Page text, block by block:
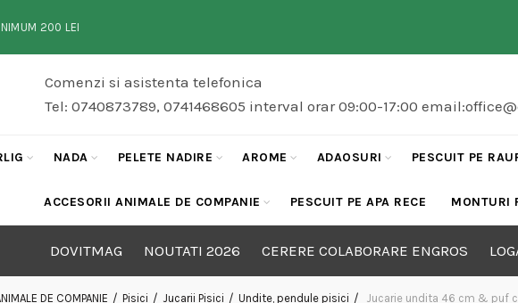
200 LEI
Comenzi si asistenta telefonica
Tel: 0740873789, 0741468605 interval orar 09:00-17:00
NADA PELETE NADIRE AROME ADAOSURI PESCUIT PE
ACCESORII ANIMALE DE COMPANIE PESCUIT PE APA RECE MONTURI
DOVITMAG NOUTATI 2026 CERERE COLABORARE ENGROS
DE COMPANIE Pisici Jucarii Pisici Undite, pendule pisici Jucarie undita 46 cm & puf